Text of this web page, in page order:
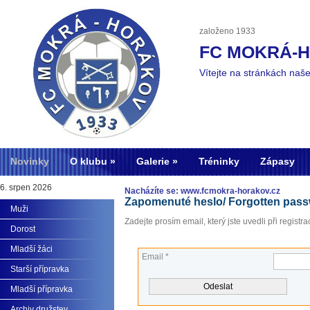
založeno 1933
FC MOKRÁ-
Vítejte na stránkách
Novinky O klubu Galerie Tréninky Zápasy
Nacházíte se: www.fcmokra-horakov.cz
Zapomenuté heslo/ Forgotten
Zadejte prosím email, který jste uvedli při
Email *
6. srpen 2026
Muži
Dorost
Mladší žáci
Starší přípravka
Mladší přípravka